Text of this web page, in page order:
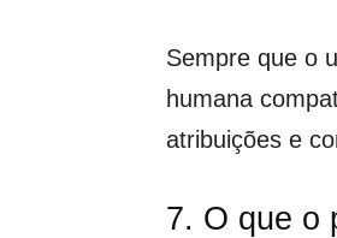
Sempre que o
humana
atribuições e
7. O que o